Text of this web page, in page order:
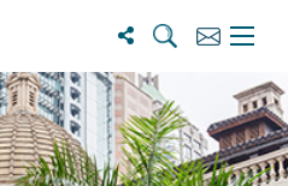
搜尋 訂閱主選